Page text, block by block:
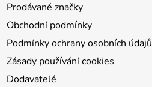
Prodávané značky
Obchodní podmínky
Podmínky ochrany osobních údajů
Zásady používání cookies
Dodavatelé